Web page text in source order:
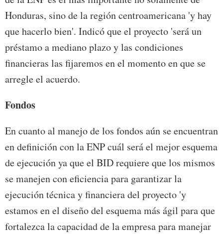
Honduras, sino de la región centroamericana 'y hay
que hacerlo bien'. Indicó que el proyecto 'será un
préstamo a mediano plazo y las condiciones
financieras las fijaremos en el momento en que se
arregle el acuerdo.
Fondos
En cuanto al manejo de los fondos aún se encuentran
en definición con la ENP cuál será el mejor esquema
de ejecución ya que el BID requiere que los mismos
se manejen con eficiencia para garantizar la
ejecución técnica y financiera del proyecto 'y
estamos en el diseño del esquema más ágil para que
fortalezca la capacidad de la empresa para manejar